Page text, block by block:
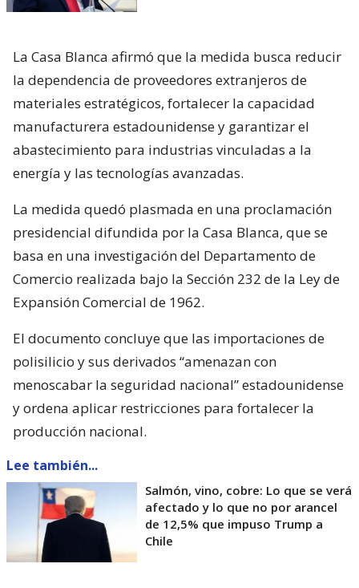
La Casa Blanca afirmó que la medida busca reducir
la dependencia de proveedores extranjeros de
materiales estratégicos, fortalecer la capacidad
manufacturera estadounidense y garantizar el
abastecimiento para industrias vinculadas a la
energía y las tecnologías avanzadas.
La medida quedó plasmada en una proclamación
presidencial difundida por la Casa Blanca, que se
basa en una investigación del Departamento de
Comercio realizada bajo la Sección 232 de la Ley de
Expansión Comercial de 1962.
El documento concluye que las importaciones de
polisilicio y sus derivados “amenazan con
menoscabar la seguridad nacional” estadounidense
y ordena aplicar restricciones para fortalecer la
producción nacional.
Lee también...
Salmón, vino, cobre: Lo que se verá
afectado y lo que no por arancel
de 12,5% que impuso Trump a
Chile